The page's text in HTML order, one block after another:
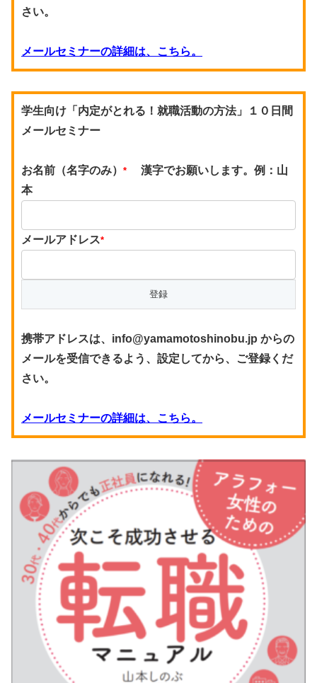
さい。
メールセミナーの詳細は、こちら。
学生向け「内定がとれる！就職活動の方法」１０日間
メールセミナー
お名前（名字のみ） *
漢字でお願いします。例：山
本
メールアドレス*
携帯アドレスは、info@yamamotoshinobu.jp からの
メールを受信できるよう、設定してから、ご登録くだ
さい。
メールセミナーの詳細は、こちら。